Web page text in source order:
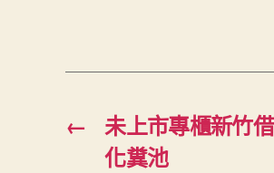
←
未上市專櫃新竹
化糞池